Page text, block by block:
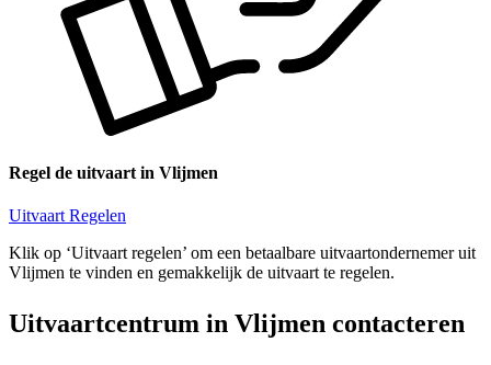
Regel de uitvaart in Vlijmen
Uitvaart Regelen
Klik op ‘Uitvaart regelen’ om een betaalbare uitvaartondernemer uit
Vlijmen te vinden en gemakkelijk de uitvaart te regelen.
Uitvaartcentrum in Vlijmen contacteren